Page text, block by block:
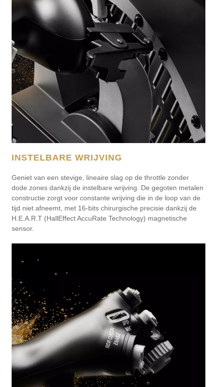
INSTELBARE WRIJVING
Geniet van een stevige, lineaire slag op de throttle zonder
dode zones dankzij de instelbare wrijving. De gegoten metalen
constructie zorgt voor constante wrijving die in de loop van de
tijd niet afneemt, met 16-bits chirurgische precisie dankzij de
H.E.A.R.T (HallEffect AccuRate Technology) magnetische
sensor.